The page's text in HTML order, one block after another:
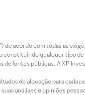
de acordo com todas as
qualquer tipo
fontes públicas. A XP
de alocação para cada
análises e opiniões